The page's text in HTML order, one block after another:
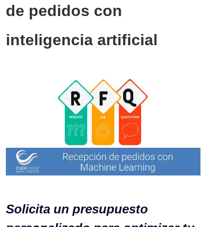
de pedidos con
inteligencia artificial
Solicita un presupuesto